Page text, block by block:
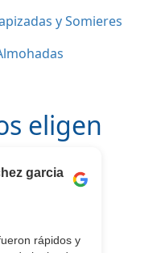
y Somieres
eligen
garcia
rápidos y